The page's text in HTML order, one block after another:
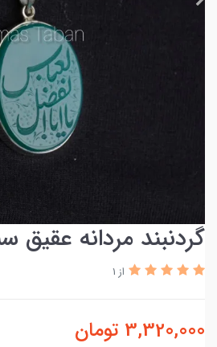
گردنبند مردانه عقیق سبز
از 1
3,320,000 تومان